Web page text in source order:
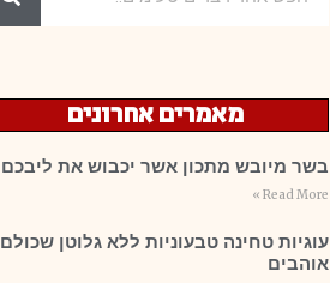
מאמרים אחרונים
בשר מיובש מתכון אשר יכבוש את ליבכם
Read More »
עוגיות טחינה טבעוניות ללא גלוטן שכולם
אוהבים